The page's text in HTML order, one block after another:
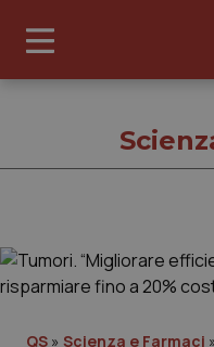
QS » Scienza e Farmaci »